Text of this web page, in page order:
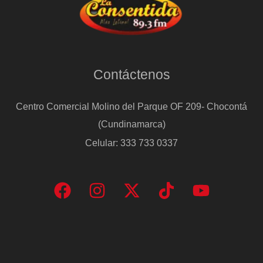
Contáctenos
Centro Comercial Molino del Parque OF 209- Chocontá
(Cundinamarca)
Celular: 333 733 0337